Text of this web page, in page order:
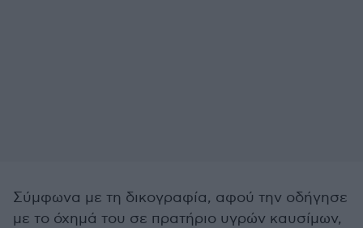
Σύμφωνα με τη δικογραφία, αφού την οδήγησε
με το όχημά του σε πρατήριο υγρών καυσίμων,